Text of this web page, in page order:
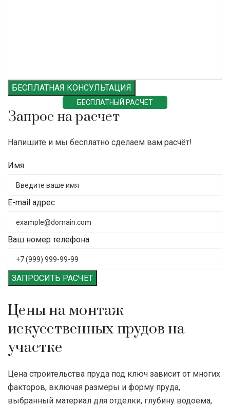
БЕСПЛАТНАЯ КОНСУЛЬТАЦИЯ
БЕСПЛАТНЫЙ РАСЧЕТ
Запрос на расчет
Напишите и мы бесплатно сделаем вам расчёт!
Имя
E-mail адрес
Ваш номер телефона
ЗАПРОСИТЬ РАСЧЕТ
Цены на монтаж
искусственных прудов на
участке
Цена строительства пруда под ключ зависит от многих
факторов, включая размеры и форму пруда,
выбранный материал для отделки, глубину водоема,